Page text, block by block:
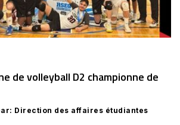
de volleyball D2 championne de
Direction des affaires étudiantes